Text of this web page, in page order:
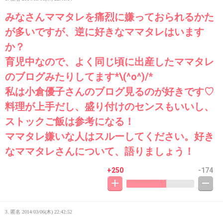
みなさんママタレを痛烈に嫌っておられるかた
が多いですが、逆に好きなママタレはいます
か？
育児中なので、よく同じ頃に出産したママタレ
のブログみたりしてます*\(^o^)/*
私は小倉優子さんのブログ見るのが好きです♡
料理が上手だし、盛り付けのセンスもいいし、
ストックご飯は参考になる！
ママタレ嫌いな人はスルーしてください。好き
なママタレさんについて、語りましょう！
+250 -174
3. 匿名 2014/03/06(木) 22:42:52